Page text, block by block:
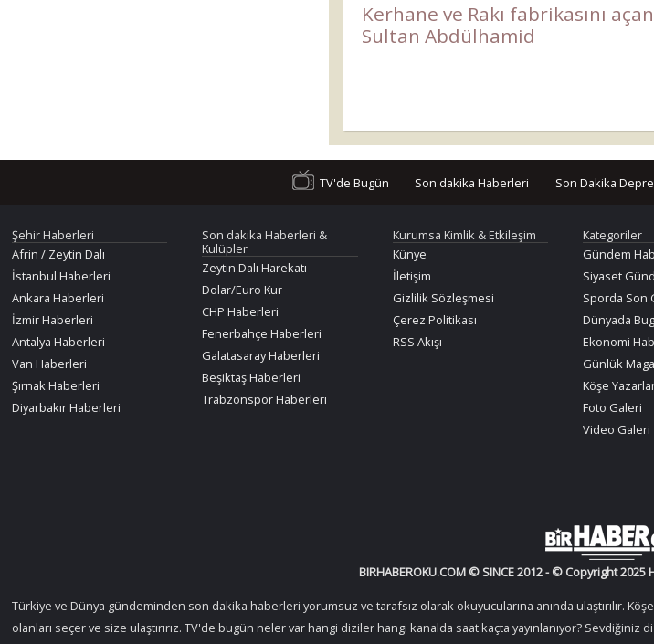
Kerhane ve Rakı fabrikasını
Sultan Abdülhamid
TV'de Bugün Son dakika Haberleri Son Dakika
Şehir Haberleri
Afrin / Zeytin Dalı
İstanbul Haberleri
Ankara Haberleri
İzmir Haberleri
Antalya Haberleri
Van Haberleri
Şırnak Haberleri
Diyarbakır Haberleri
Son dakika Haberleri &
Kulüpler
Zeytin Dalı Harekatı
Dolar/Euro Kur
CHP Haberleri
Fenerbahçe Haberleri
Galatasaray Haberleri
Beşiktaş Haberleri
Trabzonspor Haberleri
Kurumsa Kimlik & Etkileşim
Künye
İletişim
Gizlilik Sözleşmesi
Çerez Politikası
RSS Akışı
Kategoriler
Gündem
Siyaset
Sporda Son
Dünyada
Ekonomi
Günlük
Köşe
Foto Galeri
Video Galeri
BIRHABEROKU.COM © SINCE 2012 - © Copyright
Türkiye ve Dünya gündeminden son dakika haberleri yorumsuz ve tarafsız olarak okuyucularına anında ulaştırılır.
olanları seçer ve size ulaştırırız. TV'de bugün neler var hangi diziler hangi kanalda saat kaçta yayınlanıyor?